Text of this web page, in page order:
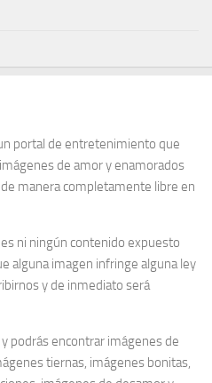
portal de entretenimiento que
de amor y enamorados
manera completamente libre en
ni ningún contenido expuesto
alguna imagen infringe alguna ley
y de inmediato será
podrás encontrar imágenes de
tiernas, imágenes bonitas,